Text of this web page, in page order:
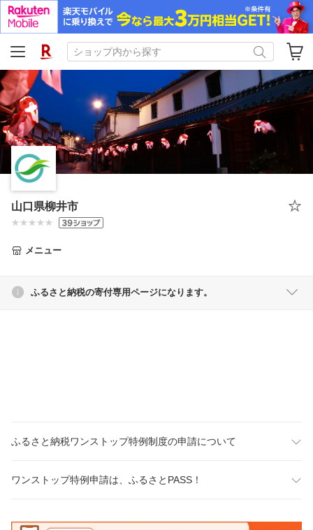
山口県柳井市
メニュー
ふるさと納税の寄付専用ページになります。
ふるさと納税ワンストップ特例制度の申請について
ワンストップ特例申請は、ふるさとPASS！